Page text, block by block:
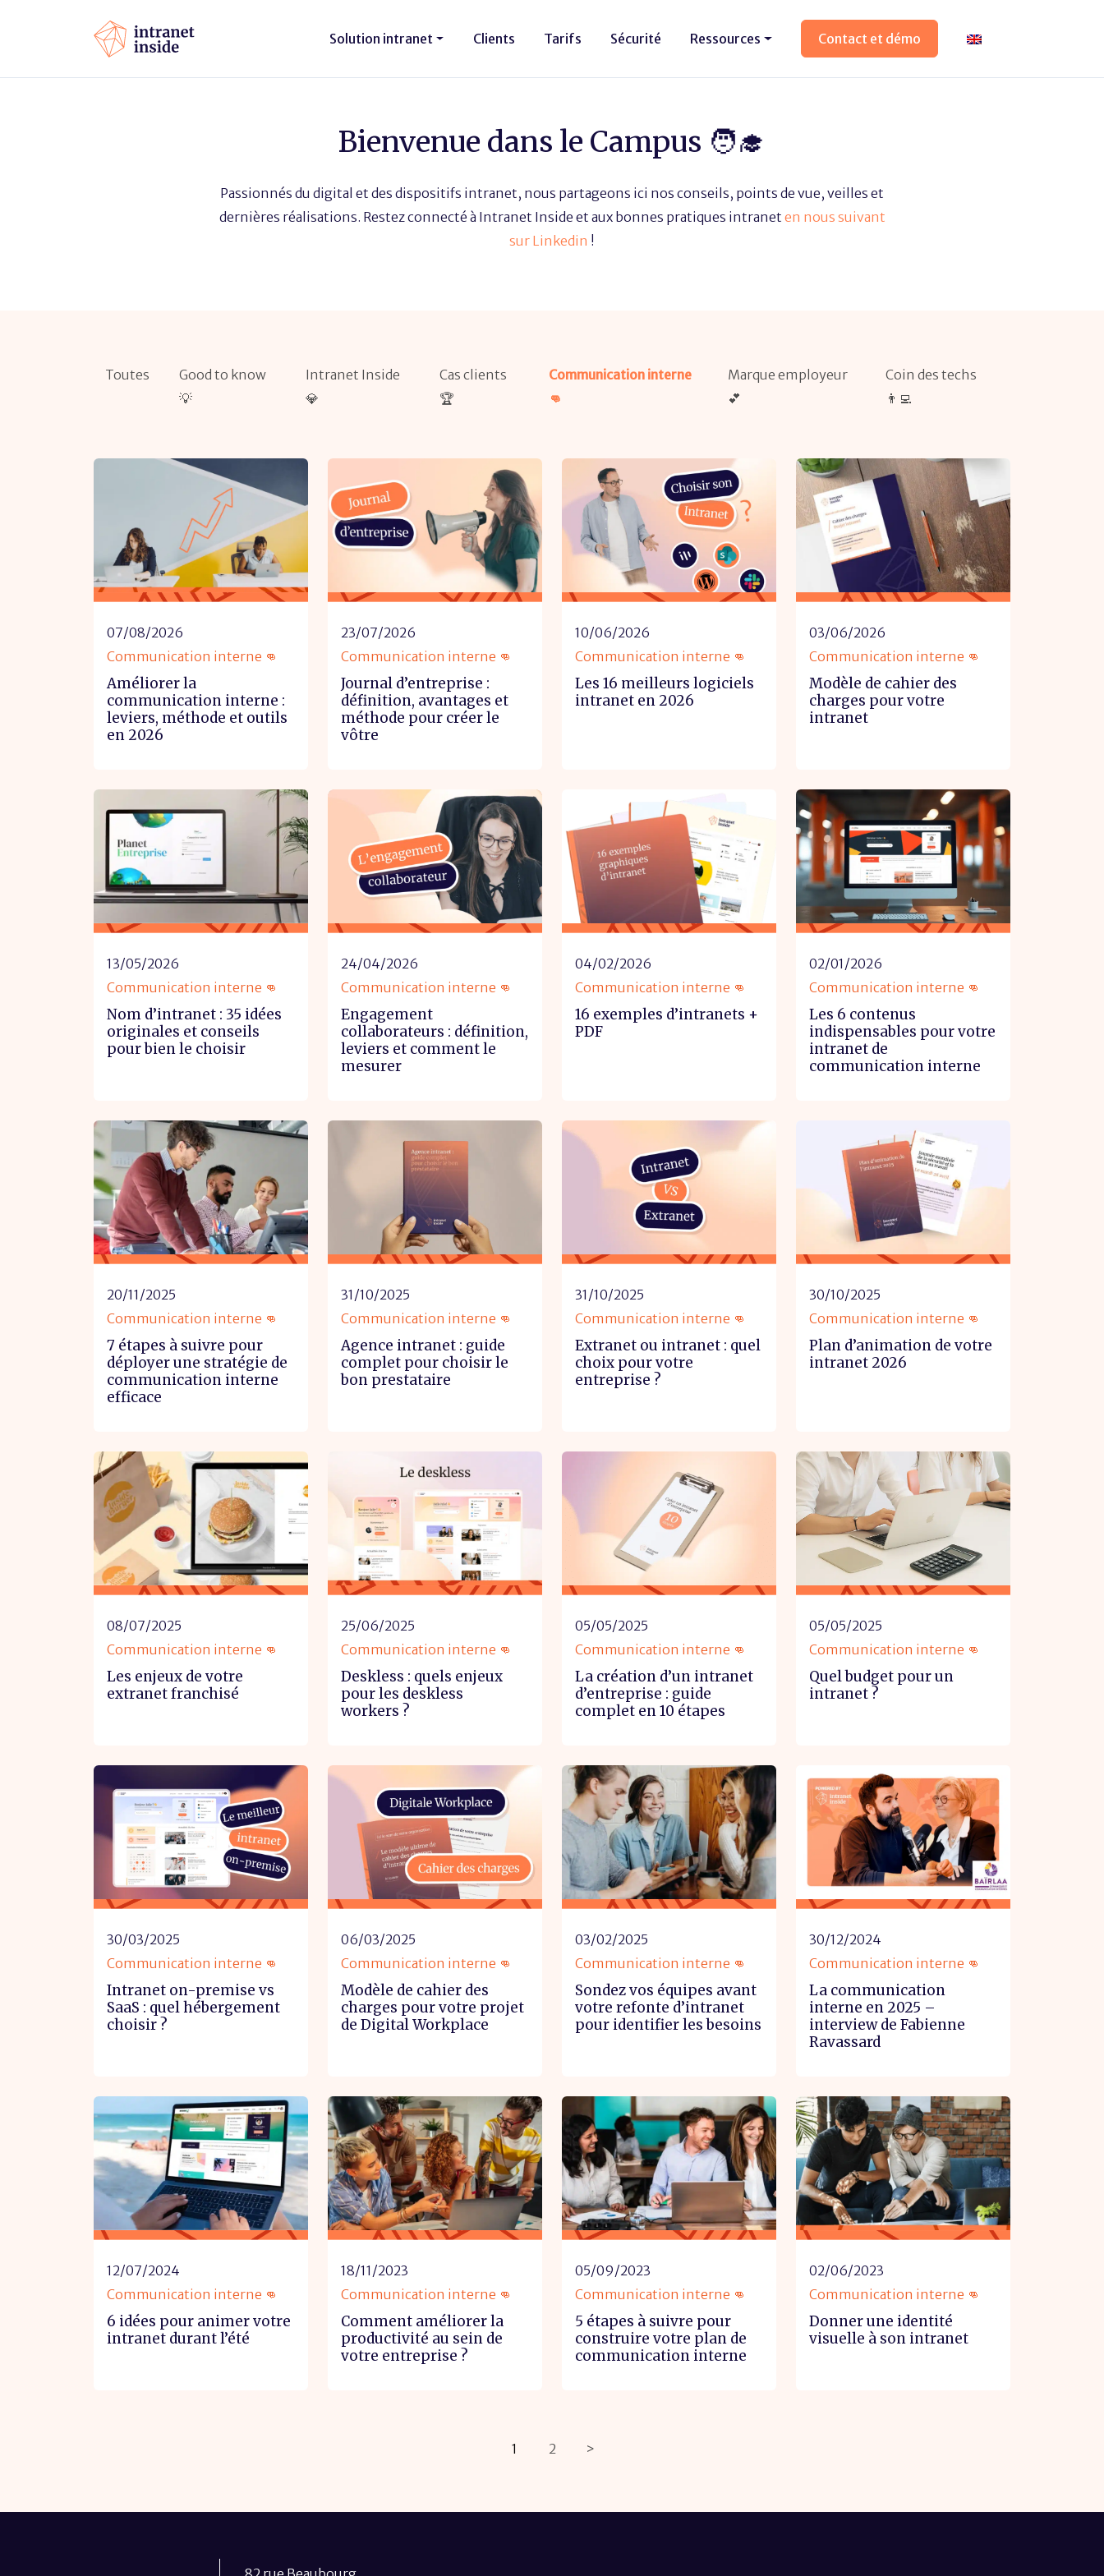
Solution intranet Clients Tarifs Sécurité Ressources Contact et démo
Bienvenue dans le Campus 🧑‍🎓
Passionnés du digital et des dispositifs intranet, nous partageons ici nos conseils, points de vue, veilles et
dernières réalisations. Restez connecté à Intranet Inside et aux bonnes pratiques intranet en nous suivant
sur Linkedin !
Toutes
Good to know
💡
Intranet Inside
💎
Cas clients
🏆
Communication interne
👊
Marque employeur
💕
Coin des techs
👨‍💻
07/08/2026
Communication interne 👊
Améliorer la
communication interne :
leviers, méthode et outils
en 2026
23/07/2026
Communication interne 👊
Journal d’entreprise :
définition, avantages et
méthode pour créer le
vôtre
10/06/2026
Communication interne 👊
Les 16 meilleurs logiciels
intranet en 2026
03/06/2026
Communication interne 👊
Modèle de cahier des
charges pour votre
intranet
13/05/2026
Communication interne 👊
Nom d’intranet : 35 idées
originales et conseils
pour bien le choisir
24/04/2026
Communication interne 👊
Engagement
collaborateurs : définition,
leviers et comment le
mesurer
04/02/2026
Communication interne 👊
16 exemples d’intranets +
PDF
02/01/2026
Communication interne 👊
Les 6 contenus
indispensables pour votre
intranet de
communication interne
20/11/2025
Communication interne 👊
7 étapes à suivre pour
déployer une stratégie de
communication interne
efficace
31/10/2025
Communication interne 👊
Agence intranet : guide
complet pour choisir le
bon prestataire
31/10/2025
Communication interne 👊
Extranet ou intranet : quel
choix pour votre
entreprise ?
30/10/2025
Communication interne 👊
Plan d’animation de votre
intranet 2026
08/07/2025
Communication interne 👊
Les enjeux de votre
extranet franchisé
25/06/2025
Communication interne 👊
Deskless : quels enjeux
pour les deskless
workers ?
05/05/2025
Communication interne 👊
La création d’un intranet
d’entreprise : guide
complet en 10 étapes
05/05/2025
Communication interne 👊
Quel budget pour un
intranet ?
30/03/2025
Communication interne 👊
Intranet on-premise vs
SaaS : quel hébergement
choisir ?
06/03/2025
Communication interne 👊
Modèle de cahier des
charges pour votre projet
de Digital Workplace
03/02/2025
Communication interne 👊
Sondez vos équipes avant
votre refonte d’intranet
pour identifier les besoins
30/12/2024
Communication interne 👊
La communication
interne en 2025 –
interview de Fabienne
Ravassard
12/07/2024
Communication interne 👊
6 idées pour animer votre
intranet durant l’été
18/11/2023
Communication interne 👊
Comment améliorer la
productivité au sein de
votre entreprise ?
05/09/2023
Communication interne 👊
5 étapes à suivre pour
construire votre plan de
communication interne
02/06/2023
Communication interne 👊
Donner une identité
visuelle à son intranet
Posts
1 2 >